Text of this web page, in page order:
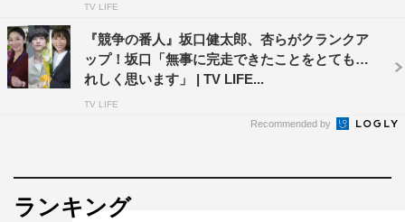
TV LIFE
『競争の番人』坂口健太郎、杏らがクランクア
ップ！坂口「無事に完走できたことをとてもう
れしく思います」 | TV LIFE...
TV LIFE
Recommended by
ランキング